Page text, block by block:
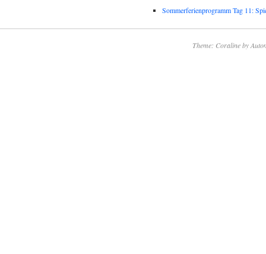
Sommerferienprogramm Tag 11:
Theme: Coraline by